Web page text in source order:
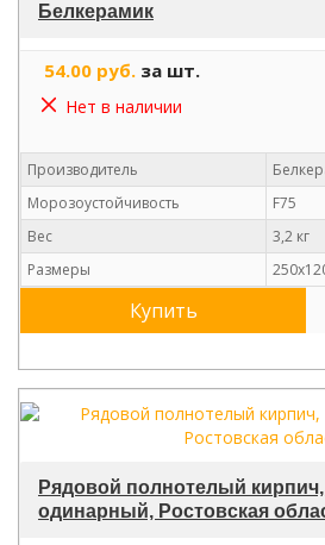
Белкерамик
54.00 руб. за шт.
Нет в наличии
Производитель
Морозоустойчивость
F75
Вес
3,2 кг
Размеры
Купить
Рядовой полнотелый
одинарный, Ростовская